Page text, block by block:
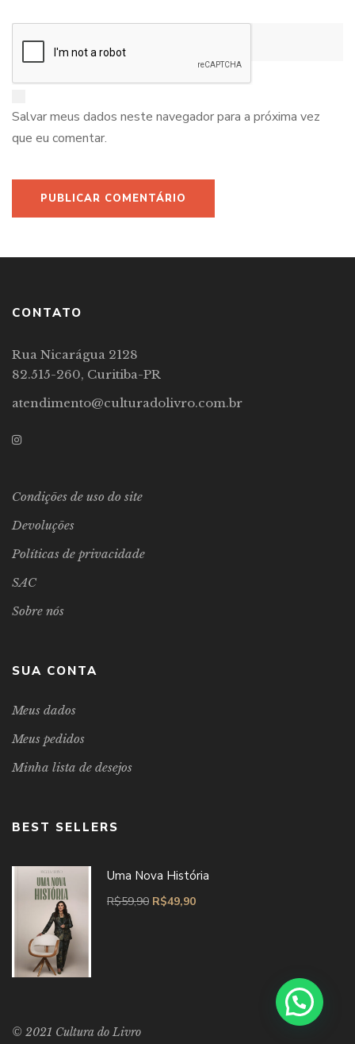
Salvar meus dados neste navegador para a próxima vez
que eu comentar.
CONTATO
Rua Nicarágua 2128
82.515-260, Curitiba-PR
atendimento@culturadolivro.com.br
Condições de uso do site
Devoluções
Políticas de privacidade
SAC
Sobre nós
SUA CONTA
Meus dados
Meus pedidos
Minha lista de desejos
BEST SELLERS
Uma Nova História
R$59,90 R$49,90
© 2021 Cultura do Livro